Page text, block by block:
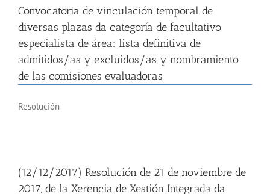
Convocatoria de vinculación temporal de
diversas plazas da categoría de facultativo
especialista de área: lista definitiva de
admitidos/as y excluidos/as y nombramiento
de las comisiones evaluadoras
Resolución
(12/12/2017) Resolución de 21 de noviembre de
2017, de la Xerencia de Xestión Integrada da